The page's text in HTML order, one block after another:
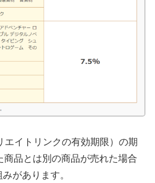
エイトリンクの有効期限）の期
商品とは別の商品が売れた場合
があります。